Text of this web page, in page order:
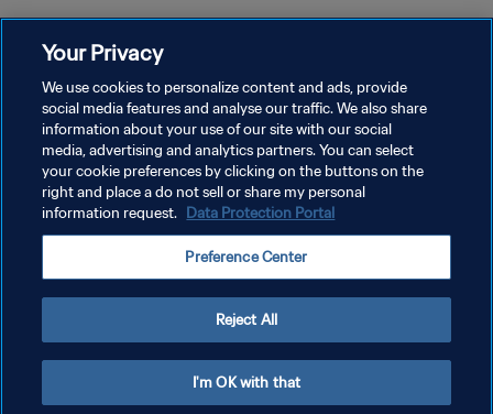
Milano y el CA River Plate disputado en el Lumen Field de Seattle
el miércoles 25 de junio a las 18:00 (hora local).
POLÍTICA DE PRIVACIDAD
AJUSTAR LA CONFIGURACIÓN DE LAS COOKIES
Copyright © 1994 - 2026 FIFA. Todos los derechos reservados.
Your Privacy
We use cookies to personalize content and ads, provide
social media features and analyse our traffic. We also share
information about your use of our site with our social
media, advertising and analytics partners. You can select
your cookie preferences by clicking on the buttons on the
right and place a do not sell or share my personal
information request. Data Protection Portal
Preference Center
Reject All
I'm OK with that